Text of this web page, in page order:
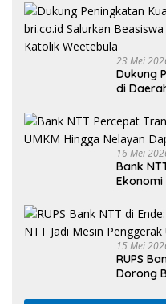
23 Mei
Dukung
di
16 Mei
Bank
Ekonomi
15 Mei
RUPS
Dorong